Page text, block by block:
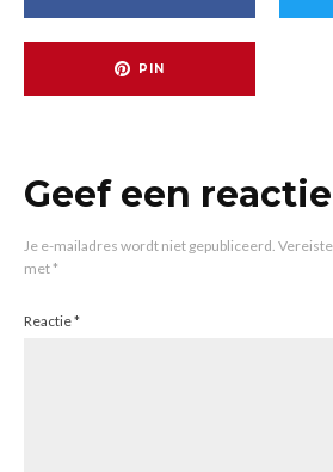
PIN
Geef een reactie
Je e-mailadres wordt niet gepubliceerd.
met*
Reactie*